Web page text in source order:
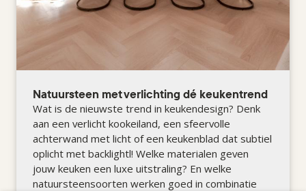
Natuursteen met verlichting dé keukentrend
Wat is de nieuwste trend in keukendesign? Denk
aan een verlicht kookeiland, een sfeervolle
achterwand met licht of een keukenblad dat subtiel
oplicht met backlightl! Welke materialen geven
jouw keuken een luxe uitstraling? En welke
natuursteensoorten werken goed in combinatie